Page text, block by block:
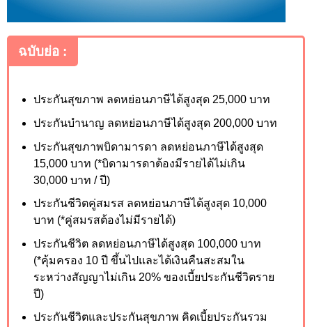
ฉบับย่อ :
ประกันสุขภาพ ลดหย่อนภาษีได้สูงสุด 25,000บาท
ประกันบำนาญ ลดหย่อนภาษีได้สูงสุด 200,000บาท
ประกันสุขภาพบิดามารดา ลดหย่อนภาษีได้สูงสุด
15,000บาท (*บิดามารดาต้องมีรายได้ไม่เกิน
30 ,000บาท / ปี)
ประกันชีวิตคู่สมรส ลดหย่อนภาษีได้สูงสุด 10,000
บาท (*คู่สมรสต้องไม่มีรายได้)
ประกันชีวิต ลดหย่อนภาษีได้สูงสุด 100,000บาท
(*คุ้มครอง 10 ปี ขึ้นไปและได้เงินคืนสะสมใน
ระหว่างสัญญาไม่เกิน 20% ของเบี้ยประกันชีวิตราย
ปี)
ประกันชีวิตและประกันสุขภาพ คิดเบี้ยประกันรวม